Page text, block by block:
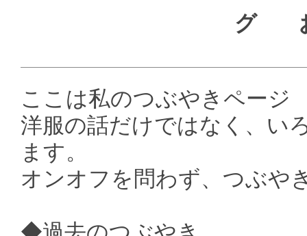
グ
ここは私のつぶやきページ
洋服の話だけではなく、い
ます。
オンオフを問わず、つぶや